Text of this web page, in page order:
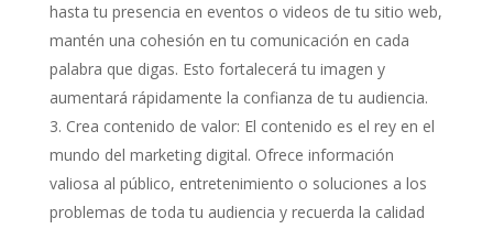
hasta tu presencia en eventos o videos de tu sitio web,
mantén una cohesión en tu comunicación en cada
palabra que digas. Esto fortalecerá tu imagen y
aumentará rápidamente la confianza de tu audiencia.
Crea contenido de valor: El contenido es el rey en el
mundo del marketing digital. Ofrece información
valiosa al público, entretenimiento o soluciones a los
problemas de toda tu audiencia y recuerda la calidad